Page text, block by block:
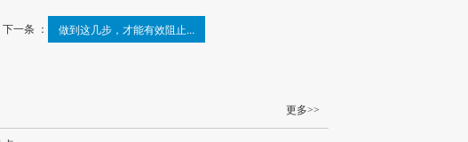
下一条 ： 做到这几步，才能有效阻止...
更多>>